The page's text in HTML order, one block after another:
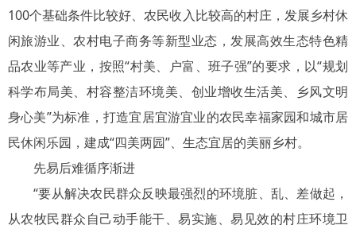
100个基础条件比较好、农民收入比较高的村庄，发展乡村休
闲旅游业、农村电子商务等新型业态，发展高效生态特色精
品农业等产业，按照“村美、户富、班子强”的要求，以“规划
科学布局美、村容整洁环境美、创业增收生活美、乡风文明
身心美”为标准，打造宜居宜游宜业的农民幸福家园和城市居
民休闲乐园，建成“四美两园”、生态宜居的美丽乡村。
先易后难循序渐进
“要从解决农民群众反映最强烈的环境脏、乱、差做起，
从农牧民群众自己动手能干、易实施、易见效的村庄环境卫